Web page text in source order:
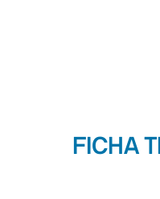
FICHA